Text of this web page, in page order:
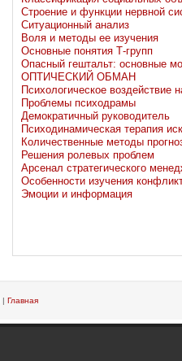
Строение и функции нервной
Ситуационный анализ
Воля и методы ее изучения
Основные понятия Т-групп
Опасный гештальт: основные
ОПТИЧЕСКИЙ ОБМАН
Психологическое воздействие
Проблемы психодрамы
Демократичный руководитель
Психодинамическая терапия
Количественные методы
Решения ролевых проблем
Арсенал стратегического
Особенности изучения
Эмоции и информация
| Главная